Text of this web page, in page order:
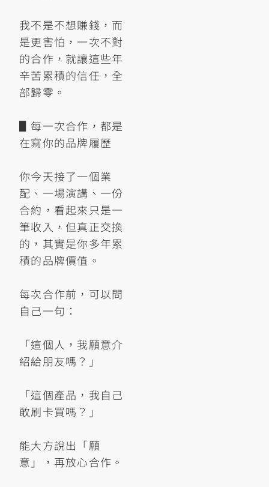
我不是不想賺錢，而
是更害怕，一次不對
的合作，就讓這些年
辛苦累積的信任，全
部歸零。
▋每一次合作，都是
在寫你的品牌履歷
你今天接了一個業
配、一場演講、一份
合約，看起來只是一
筆收入，但真正交換
的，其實是你多年累
積的品牌價值。
每次合作前，可以問
自己一句：
「這個人，我願意介
紹給朋友嗎？」
「這個產品，我自己
敢刷卡買嗎？」
能大方說出「願
意」，再放心合作。